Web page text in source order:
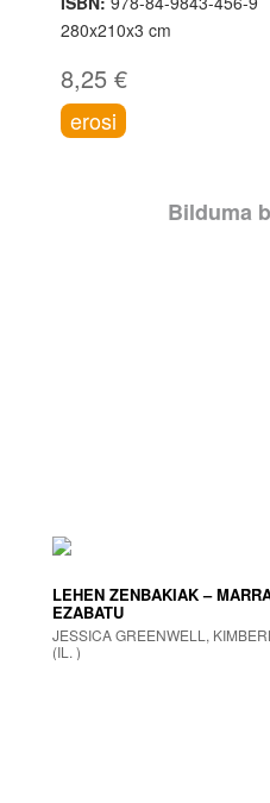
280x210x3 cm
8,25 €
erosi
Bilduma
LEHEN ZENBAKIAK –
EZABATU
JESSICA GREENWELL,
(IL. )